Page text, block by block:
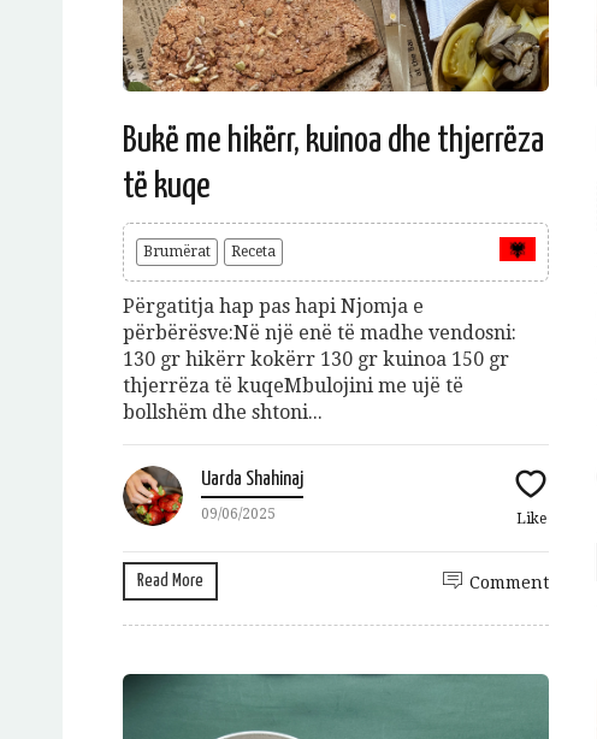
Bukë me hikërr, kuinoa dhe thjerrëza
të kuqe
Brumërat Receta
Përgatitja hap pas hapi Njomja e
përbërësve:Në një enë të madhe vendosni:
130 gr hikërr kokërr 130 gr kuinoa 150 gr
thjerrëza të kuqeMbulojini me ujë të
bollshëm dhe shtoni...
Uarda Shahinaj
09/06/2025 Like
Read More Comment